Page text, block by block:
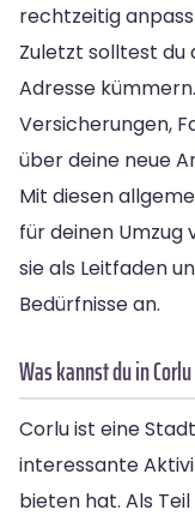
rechtzeitig
Zuletzt solltest du
Adresse
Versicherungen,
über deine neue
Mit diesen
für deinen Umzug
sie als Leitfaden
Bedürfnisse an.
Was kannst du in
Corlu ist eine
interessante
bieten hat. Als